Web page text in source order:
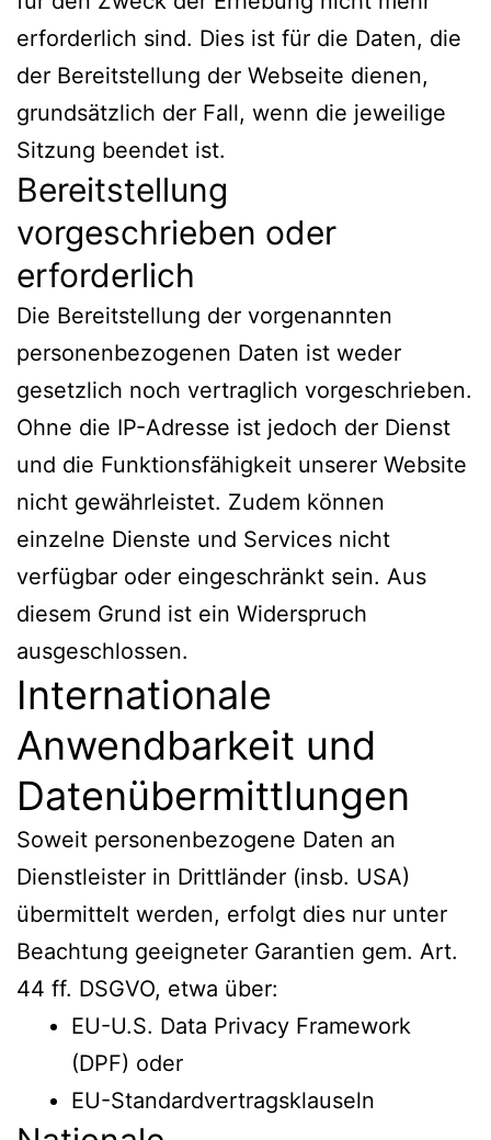
erforderlich sind. Dies ist für die Daten, die
der Bereitstellung der Webseite dienen,
grundsätzlich der Fall, wenn die jeweilige
Sitzung beendet ist.
Bereitstellung
vorgeschrieben oder
erforderlich
Die Bereitstellung der vorgenannten
personenbezogenen Daten ist weder
gesetzlich noch vertraglich vorgeschrieben.
Ohne die IP-Adresse ist jedoch der Dienst
und die Funktionsfähigkeit unserer Website
nicht gewährleistet. Zudem können
einzelne Dienste und Services nicht
verfügbar oder eingeschränkt sein. Aus
diesem Grund ist ein Widerspruch
ausgeschlossen.
Internationale
Anwendbarkeit und
Datenübermittlungen
Soweit personenbezogene Daten an
Dienstleister in Drittländer (insb. USA)
übermittelt werden, erfolgt dies nur unter
Beachtung geeigneter Garantien gem. Art.
44 ff. DSGVO, etwa über:
EU-U.S. Data Privacy Framework
(DPF) oder
EU-Standardvertragsklauseln